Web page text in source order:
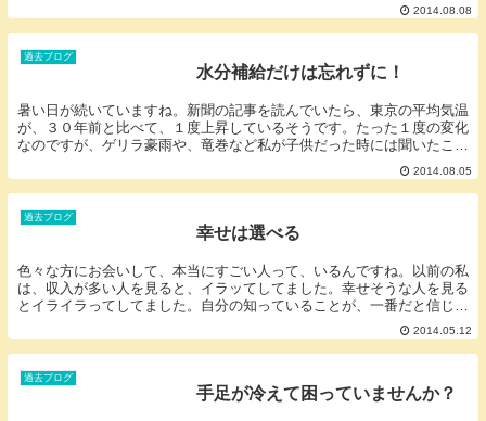
2014.08.08
過去ブログ
水分補給だけは忘れずに！
暑い日が続いていますね。新聞の記事を読んでいたら、東京の平均気温
が、３０年前と比べて、１度上昇しているそうです。たった１度の変化
なのですが、ゲリラ豪雨や、竜巻など私が子供だった時には聞いたこと
2014.08.05
過去ブログ
幸せは選べる
色々な方にお会いして、本当にすごい人って、いるんですね。以前の私
は、収入が多い人を見ると、イラッてしてました。幸せそうな人を見る
とイライラってしてました。自分の知っていることが、一番だと信じ込
2014.05.12
過去ブログ
手足が冷えて困っていませんか？